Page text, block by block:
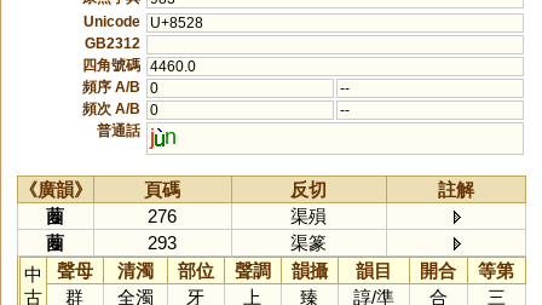
Unicode
U+8528
GB2312
四角號碼 4460.0
頻序 A/B
0
--
頻次 A/B
0
--
普通話
j n
《廣韻》 頁碼 反切
註解
蔨
276
渠殞
蔨
293
渠篆
中
古
聲母 清濁 部位 聲調 韻攝 韻目 開合
等第
群
全濁 牙 上 臻 諄/準 合
三